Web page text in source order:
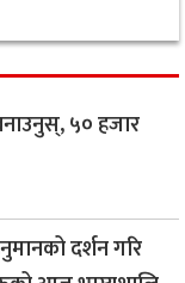
५० हजार
दर्शन गरि